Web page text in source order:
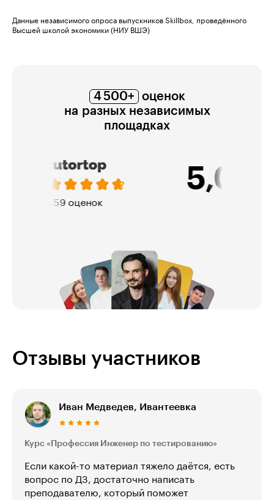
Данные независимого опроса выпускников Skillbox, проведённого
Высшей школой экономики (НИУ ВШЭ)
4 500+ оценок
на разных независимых
площадках
5,0
Отзывы участников
Иван Медведев, Ивантеевка
Курс «Профессия Инженер по тестированию»
Если какой-то материал тяжело даётся, есть
вопрос по ДЗ, достаточно написать
преподавателю, который поможет